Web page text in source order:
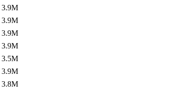
3.9M
3.9M
3.9M
3.9M
3.5M
3.9M
3.8M